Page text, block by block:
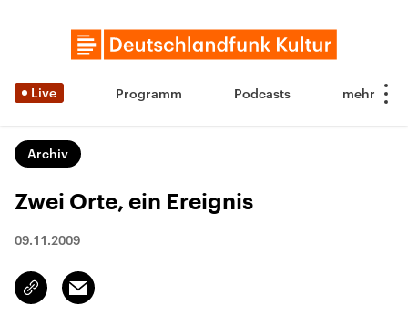
Live Programm Podcasts
Archiv
Zwei Orte, ein Ereignis
09.11.2009
Link
kopieren/teilen
Email